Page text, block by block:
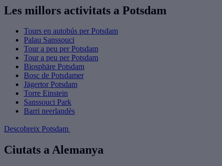
Les millors activitats a Potsdam
Tours en autobús per Potsdam
Palau Sanssouci
Tour a peu per Potsdam
Tour a peu per Potsdam
Biosphäre Potsdam
Bosc de Potsdamer
Jägertor Potsdam
Torre Einstein
Sanssouci Park
Barri neerlandès
Descobreix Potsdam
Ciutats a Alemanya